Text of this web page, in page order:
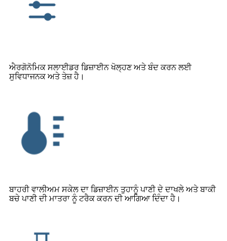
ਐਰਗੋਨੋਮਿਕ ਸਲਾਈਡਰ ਡਿਜ਼ਾਈਨ ਖੋਲ੍ਹਣ ਅਤੇ ਬੰਦ ਕਰਨ ਲਈ
ਸੁਵਿਧਾਜਨਕ ਅਤੇ ਤੇਜ਼ ਹੈ।
ਬਾਹਰੀ ਵਾਲੀਅਮ ਸਕੇਲ ਦਾ ਡਿਜ਼ਾਈਨ ਤੁਹਾਨੂੰ ਪਾਣੀ ਦੇ ਦਾਖਲੇ ਅਤੇ ਬਾਕੀ
ਬਚੇ ਪਾਣੀ ਦੀ ਮਾਤਰਾ ਨੂੰ ਟਰੈਕ ਕਰਨ ਦੀ ਆਗਿਆ ਦਿੰਦਾ ਹੈ।